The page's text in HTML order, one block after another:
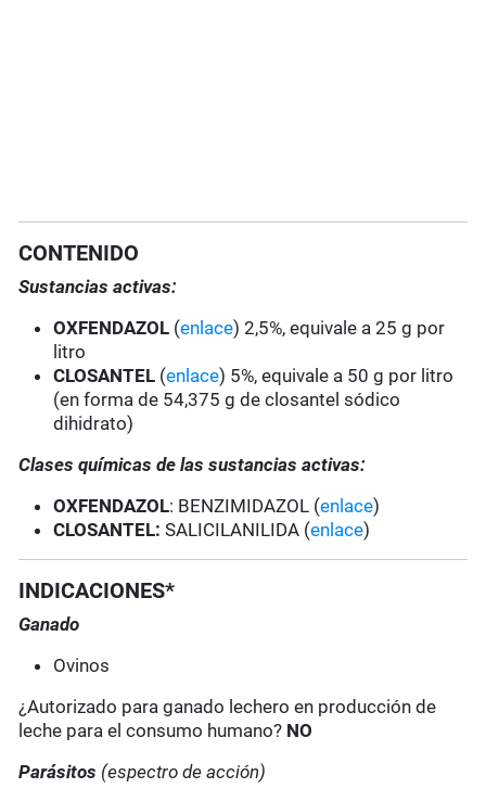
CONTENIDO
Sustancias activas:
OXFENDAZOL (enlace) 2,5%, equivale a 25 g por
litro
CLOSANTEL (enlace) 5%, equivale a 50 g por litro
(en forma de 54,375 g de closantel sódico
dihidrato)
Clases químicas de las sustancias activas:
OXFENDAZOL: BENZIMIDAZOL (enlace)
CLOSANTEL:SALICILANILIDA (enlace)
INDICACIONES*
Ganado
Ovinos
¿Autorizado para ganado lechero en producción de
leche para el consumo humano? NO
Parásitos (espectro de acción)